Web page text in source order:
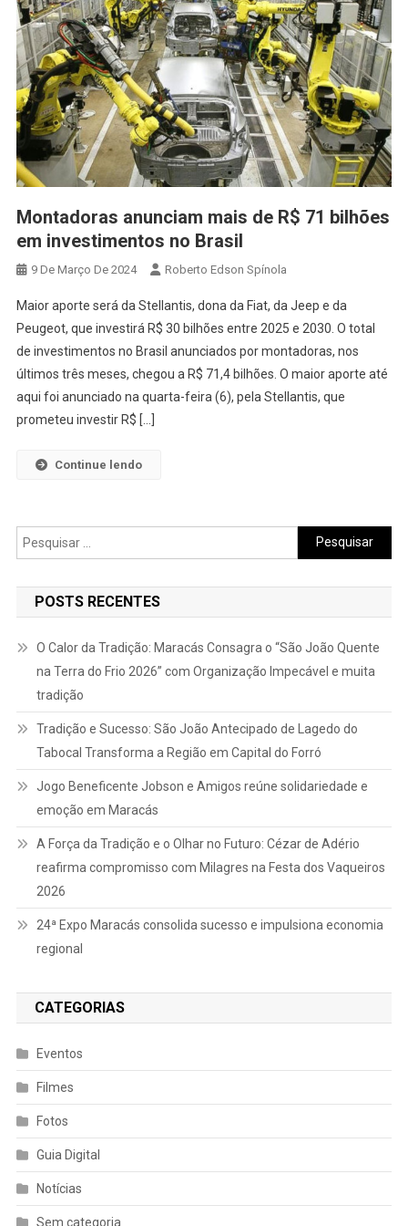
Montadoras anunciam mais de R$ 71 bilhões
em investimentos no Brasil
9 De Março De 2024 Roberto Edson Spínola
Maior aporte será da Stellantis, dona da Fiat, da Jeep e da
Peugeot, que investirá R$ 30 bilhões entre 2025 e 2030. O total
de investimentos no Brasil anunciados por montadoras, nos
últimos três meses, chegou a R$ 71,4 bilhões. O maior aporte até
aqui foi anunciado na quarta-feira (6), pela Stellantis, que
prometeu investir R$ […]
Continue lendo
Pesquisar
por:
POSTS RECENTES
O Calor da Tradição: Maracás Consagra o “São João Quente
na Terra do Frio 2026” com Organização Impecável e muita
tradição
Tradição e Sucesso: São João Antecipado de Lagedo do
Tabocal Transforma a Região em Capital do Forró
Jogo Beneficente Jobson e Amigos reúne solidariedade e
emoção em Maracás
A Força da Tradição e o Olhar no Futuro: Cézar de Adério
reafirma compromisso com Milagres na Festa dos Vaqueiros
2026
24ª Expo Maracás consolida sucesso e impulsiona economia
regional
CATEGORIAS
Eventos
Filmes
Fotos
Guia Digital
Notícias
Sem categoria